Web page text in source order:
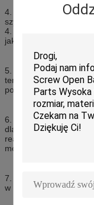
4. Zastosuj europejską
szybkotnącej i wykonaj
4. Proces, aby
jak marki Foreigh.
5. Perfessioalny
terminowe i dokładne
połączenie elementów
6. Istnieją różne
dla wytłaczarek
realizacji. Wspólne
mogą być dostarczone
7. Nowoczesny
w 100% kwalifikowane i